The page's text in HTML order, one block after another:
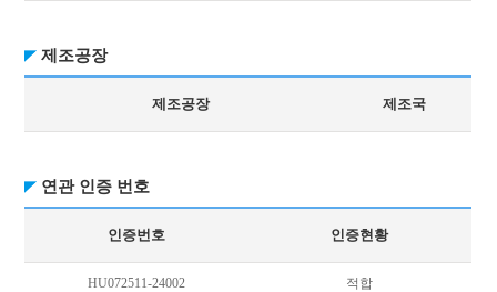
제조공장
제조공장 제조국
연관 인증 번호
인증번호 인증현황
HU072511-24002 적합